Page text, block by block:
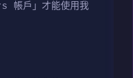
帳戶」才能使用我